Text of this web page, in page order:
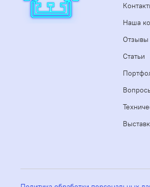
Наша
Отзывы
Статьи